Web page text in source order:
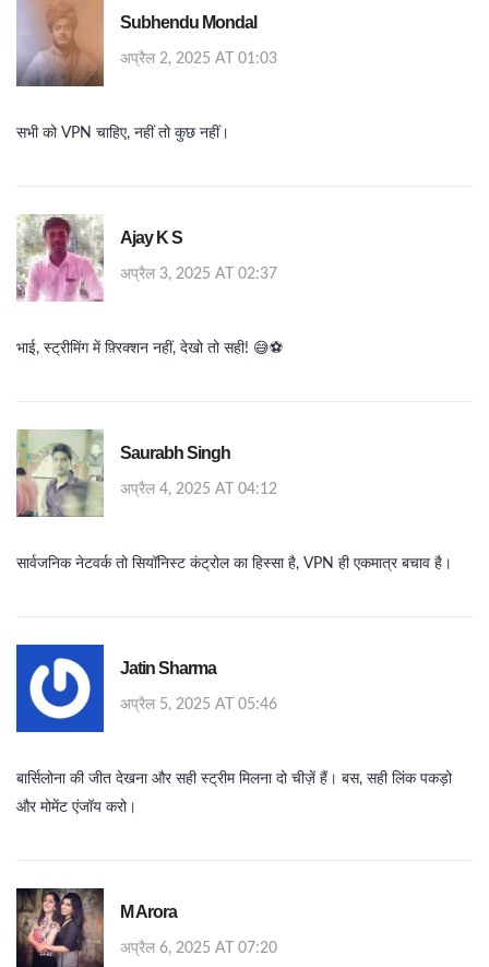
Subhendu Mondal
अप्रैल 2, 2025 AT 01:03
सभी को VPN चाहिए, नहीं तो कुछ नहीं।
Ajay K S
अप्रैल 3, 2025 AT 02:37
भाई, स्ट्रीमिंग में फ़्रिक्शन नहीं, देखो तो सही! 😅⚽️
Saurabh Singh
अप्रैल 4, 2025 AT 04:12
सार्वजनिक नेटवर्क तो सियॉनिस्ट कंट्रोल का हिस्सा है, VPN ही एकमात्र बचाव है।
Jatin Sharma
अप्रैल 5, 2025 AT 05:46
बार्सिलोना की जीत देखना और सही स्ट्रीम मिलना दो चीज़ें हैं। बस, सही लिंक पकड़ो
और मोमेंट एंजॉय करो।
M Arora
अप्रैल 6, 2025 AT 07:20